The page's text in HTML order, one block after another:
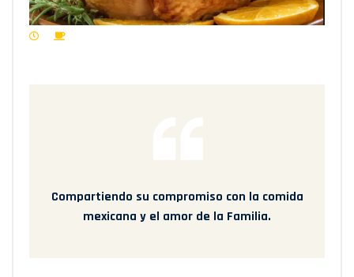
Compartiendo su compromiso con la comida
mexicana y el amor de la Familia.